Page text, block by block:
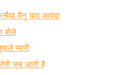
मैनु याद आवंदा
बोले
प्यारी
जब आती है